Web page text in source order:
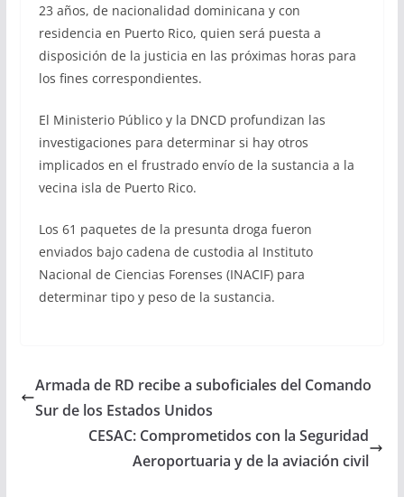
23 años, de nacionalidad dominicana y con
residencia en Puerto Rico, quien será puesta a
disposición de la justicia en las próximas horas para
los fines correspondientes.
El Ministerio Público y la DNCD profundizan las
investigaciones para determinar si hay otros
implicados en el frustrado envío de la sustancia a la
vecina isla de Puerto Rico.
Los 61 paquetes de la presunta droga fueron
enviados bajo cadena de custodia al Instituto
Nacional de Ciencias Forenses (INACIF) para
determinar tipo y peso de la sustancia.
Armada de RD recibe a suboficiales del Comando
Sur de los Estados Unidos
CESAC: Comprometidos con la Seguridad
Aeroportuaria y de la aviación civil